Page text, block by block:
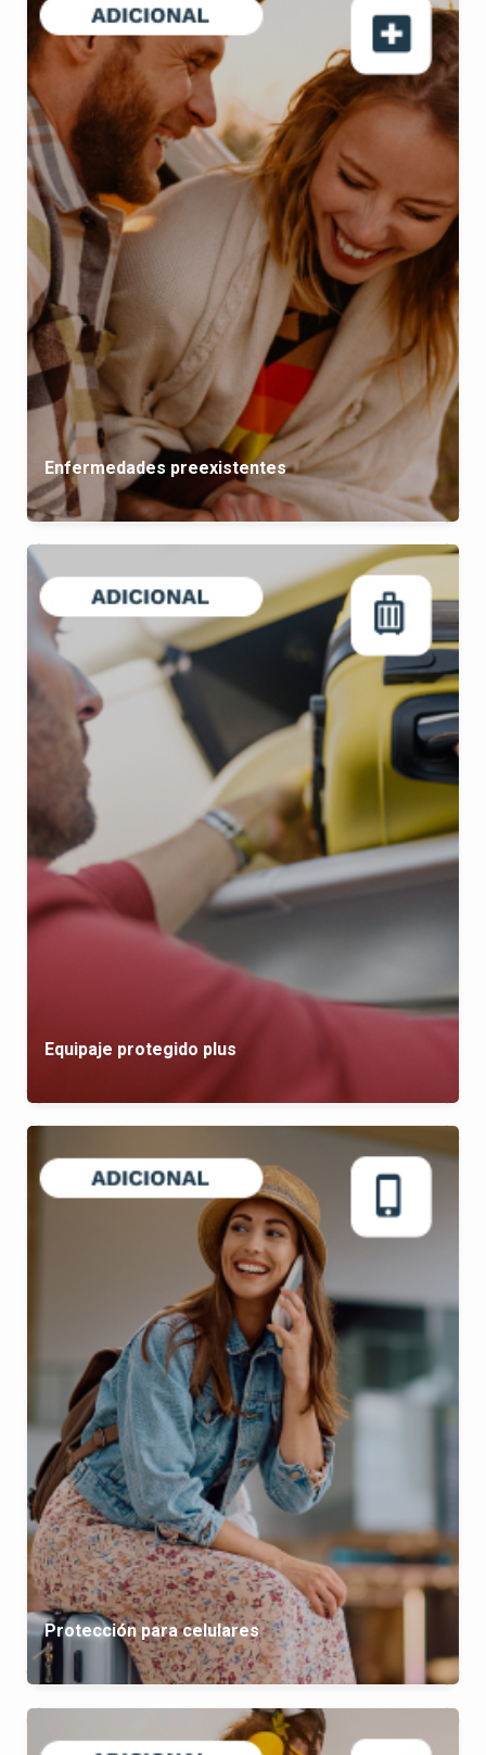
Enfermedades preexistentes
Equipaje protegido plus
Protección para celulares